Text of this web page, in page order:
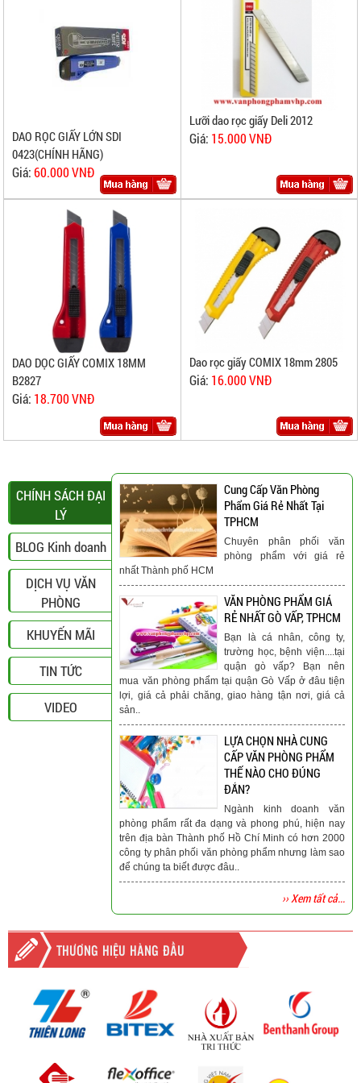
DAO RỌC GIẤY LỚN SDI
0423(CHÍNH HÃNG)
Giá:60.000 VNĐ
Lưỡi dao rọc giấy Deli 2012
Giá: 15.000 VNĐ
DAO DỌC GIẤY COMIX 18MM
B2827
Giá: 18.700 VNĐ
Dao rọc giấy COMIX 18mm 2805
Giá: 16.000 VNĐ
CHÍNH SÁCH ĐẠI
LÝ
BLOG Kinh doanh
DỊCH VỤ VĂN
PHÒNG
KHUYẾN MÃI
TIN TỨC
VIDEO
Cung Cấp Văn Phòng
Phẩm Giá Rẻ Nhất Tại
TPHCM
Chuyên phân phối văn
phòng phẩm với giá rẻ
nhất Thành phố HCM
VĂN PHÒNG PHẨM GIÁ
RẺ NHẤT GÒ VẤP, TPHCM
Bạn là cá nhân, công ty,
trường học, bệnh viện....tại
quận gò vấp? Bạn nên
mua văn phòng phẩm tại quận Gò Vấp ở đâu tiện
lợi, giá cả phải chăng, giao hàng tận nơi, giá cả
sản..
LỰA CHỌN NHÀ CUNG
CẤP VĂN PHÒNG PHẨM
THẾ NÀO CHO ĐÚNG
ĐẮN?
Ngành kinh doanh văn
phòng phẩm rất đa dạng và phong phú, hiện nay
trên địa bàn Thành phố Hồ Chí Minh có hơn 2000
công ty phân phối văn phòng phẩm nhưng làm sao
để chúng ta biết được đâu..
›› Xem tất cả...
THƯƠNG HIỆU HÀNG ĐẦU